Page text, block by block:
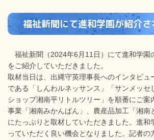
福祉新聞にて進和学園が紹介さ
福祉新聞（2024年6月11日）にて進和学園
をご紹介していただきました。
取材当日は、出縄守英理事長へのインタビュ
である「しんわルネッサンス」「サンメッセ
ショップ湘南平リトルツリー」を順番にご案
事業「湘南みかんぱん」、農産品加工「湘南
にたっぷりと取材していただきました。進和
っていただく良い機会となりました。記者の